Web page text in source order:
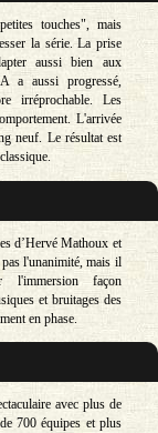
touches", mais
la série. La prise
aussi bien aux
a aussi progressé,
irréprochable. Les
L'arrivée
neuf. Le résultat est
d’Hervé Mathoux et
l'unanimité, mais il
façon
et bruitages des
en phase.
avec plus de
700 équipes et plus